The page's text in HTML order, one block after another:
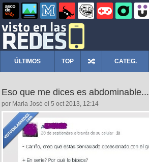
ÚLTIMOS TOP CATEG.
Eso que me dices es abdominable...
por Maria José el 5 oct 2013, 12:14